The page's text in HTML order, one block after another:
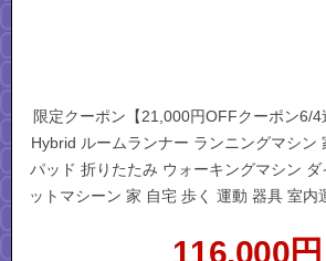
限定クーポン【21,000円OFFクーポン6/
Hybrid ルームランナー ランニングマシン
パッド 折りたたみ ウォーキングマシン
ットマシーン 家 自宅 歩く 運動 器具 室内
116,000円